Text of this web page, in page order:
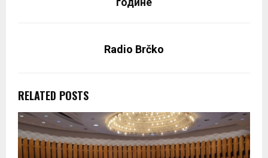
Radio Brčko
RELATED POSTS